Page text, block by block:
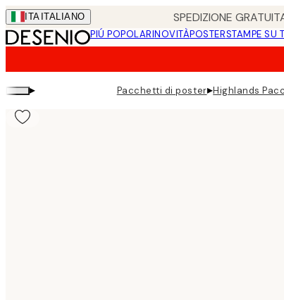
Skip
to
main
ITA ITALIANO SPEDIZIONE
PIÚ POPOLARINOVITÀPOSTERSTAMPE SU
▸ Pacchetti di poster▸Highlands